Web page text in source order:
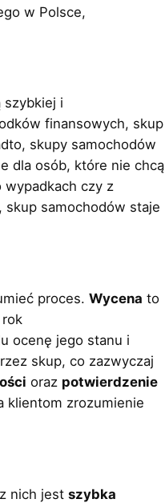
w Polsce,
szybkiej i
finansowych, skup
skupy samochodów
dla osób, które nie chcą
wypadkach czy z
samochodów staje
proces. Wycena to
ocenę jego stanu i
skup, co zazwyczaj
oraz potwierdzenie
klientom zrozumienie
nich jest szybka